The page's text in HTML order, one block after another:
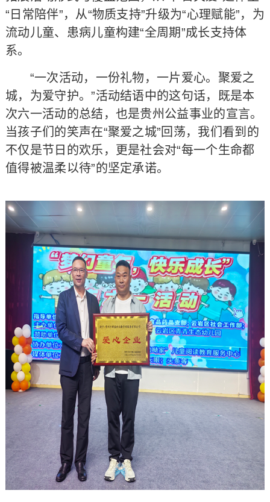
“日常陪伴”，从“物质支持”升级为“心理赋能”，为
流动儿童、患病儿童构建“全周期”成长支持体
系。
“一次活动，一份礼物，一片爱心。聚爱之
城，为爱守护。”活动结语中的这句话，既是本
次六一活动的总结，也是贵州公益事业的宣言。
当孩子们的笑声在“聚爱之城”回荡，我们看到的
不仅是节日的欢乐，更是社会对“每一个生命都
值得被温柔以待”的坚定承诺。